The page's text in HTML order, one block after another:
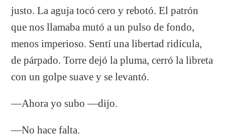
justo. La aguja tocó cero y rebotó. El patrón
que nos llamaba mutó a un pulso de fondo,
menos imperioso. Sentí una libertad ridícula,
de párpado. Torre dejó la pluma, cerró la libreta
con un golpe suave y se levantó.
—Ahora yo subo —dijo.
—No hace falta.